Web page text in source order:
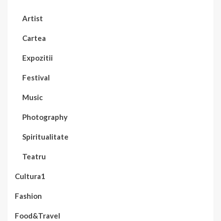
Artist
Cartea
Expozitii
Festival
Music
Photography
Spiritualitate
Teatru
Cultura1
Fashion
Food&Travel